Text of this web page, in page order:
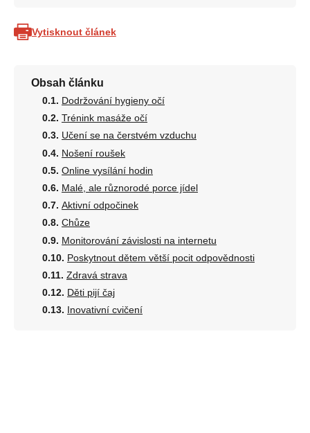
Vytisknout článek
Obsah článku
Dodržování hygieny očí
Trénink masáže očí
Učení se na čerstvém vzduchu
Nošení roušek
Online vysílání hodin
Malé, ale různorodé porce jídel
Aktivní odpočinek
Chůze
Monitorování závislosti na internetu
Poskytnout dětem větší pocit odpovědnosti
Zdravá strava
Děti pijí čaj
Inovativní cvičení